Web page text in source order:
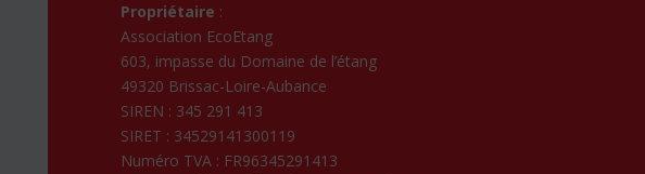
Propriétaire :
Association EcoEtang
603, impasse du Domaine de l’étang
49320 Brissac-Loire-Aubance
SIREN : 345 291 413
SIRET : 34529141300119
Numéro TVA : FR96345291413